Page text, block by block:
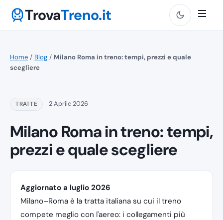
TrovaTreno.it
Home / Blog / Milano Roma in treno: tempi, prezzi e quale
scegliere
TRATTE 2 Aprile 2026
Milano Roma in treno: tempi,
prezzi e quale scegliere
Aggiornato a luglio 2026
Milano–Roma è la tratta italiana su cui il treno
compete meglio con l'aereo: i collegamenti più